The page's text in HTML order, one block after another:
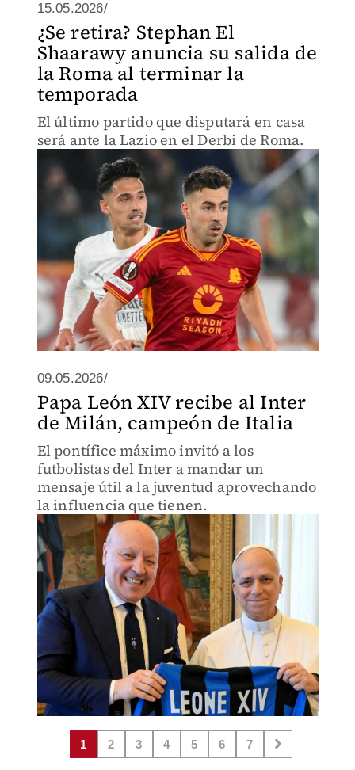
15.05.2026/
¿Se retira? Stephan El
Shaarawy anuncia su salida de
la Roma al terminar la
temporada
El último partido que disputará en casa
será ante la Lazio en el Derbi de Roma.
09.05.2026/
Papa León XIV recibe al Inter
de Milán, campeón de Italia
El pontífice máximo invitó a los
futbolistas del Inter a mandar un
mensaje útil a la juventud aprovechando
la influencia que tienen.
1 2 3 4 5 6 7